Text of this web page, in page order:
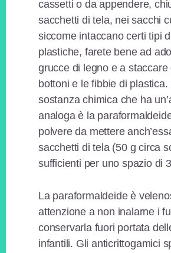
cassetti o da appendere,
sacchetti di tela, nei sacchi
siccome intaccano certi tipi
plastiche, farete bene ad
grucce di legno e a staccare
bottoni e le fibbie di plastica.
sostanza chimica che ha
analoga è la
polvere da mettere
sacchetti di tela (50 g circa
sufficienti per uno spazio di
La paraformaldeide è
attenzione a non inalarne i
conservarla fuori portata
infantili. Gli anticrittogamici